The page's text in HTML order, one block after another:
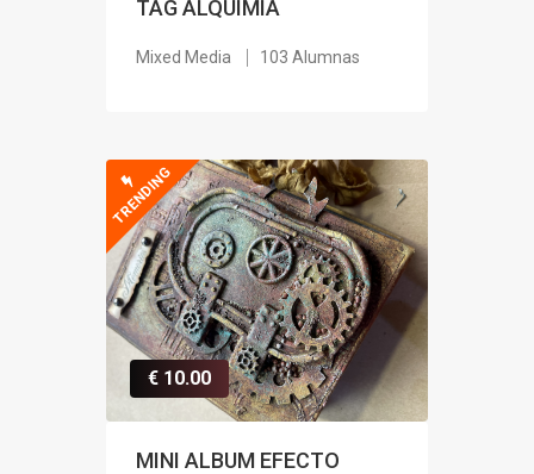
TAG ALQUIMIA
Mixed Media 103 Alumnas
TRENDING
€ 10.00
MINI ALBUM EFECTO